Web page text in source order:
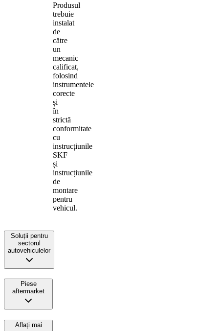
Produsul
trebuie
instalat
de
către
un
mecanic
calificat,
folosind
instrumentele
corecte
și
în
strictă
conformitate
cu
instrucțiunile
SKF
și
instrucțiunile
de
montare
pentru
vehicul.
Soluții pentru
sectorul
autovehiculelor
Piese
aftermarket
Aflați mai